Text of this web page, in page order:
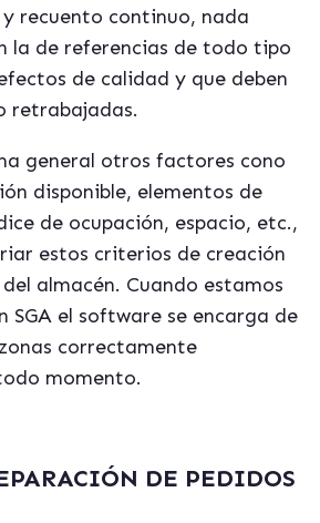
recuento continuo, nada
la de referencias de todo tipo
de calidad y que deben
retrabajadas.
general otros factores cono
disponible, elementos de
de ocupación, espacio, etc.,
estos criterios de creación
almacén. Cuando estamos
SGA el software se encarga de
correctamente
momento.
DE PEDIDOS